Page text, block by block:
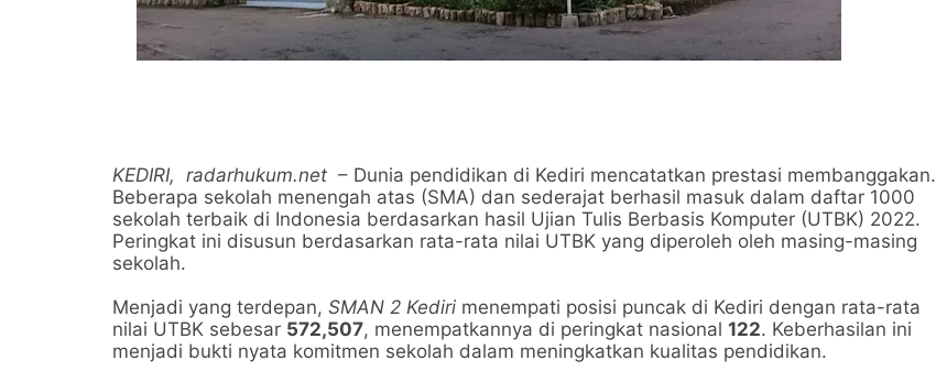
KEDIRI, radarhukum.net – Dunia pendidikan di Kediri mencatatkan prestasi membanggakan.
Beberapa sekolah menengah atas (SMA) dan sederajat berhasil masuk dalam daftar 1000
sekolah terbaik di Indonesia berdasarkan hasil Ujian Tulis Berbasis Komputer (UTBK) 2022.
Peringkat ini disusun berdasarkan rata-rata nilai UTBK yang diperoleh oleh masing-masing
sekolah.
Menjadi yang terdepan, SMAN 2 Kediri menempati posisi puncak di Kediri dengan rata-rata
nilai UTBK sebesar 572,507, menempatkannya di peringkat nasional 122. Keberhasilan ini
menjadi bukti nyata komitmen sekolah dalam meningkatkan kualitas pendidikan.